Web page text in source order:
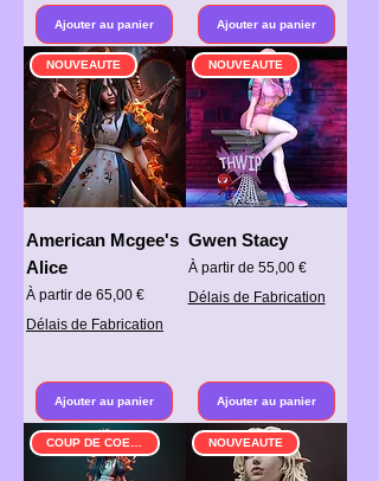
Ajouter au panier Ajouter au panier
NOUVEAUTE
American Mcgee's
Alice
À partir de 65,00 €
Prix promotionnel
Délais de Fabrication
Ajouter au panier
NOUVEAUTE
Gwen Stacy
À partir de 55,00 €
Prix promotionnel
Délais de Fabrication
Ajouter au panier
NOUVEAUTE